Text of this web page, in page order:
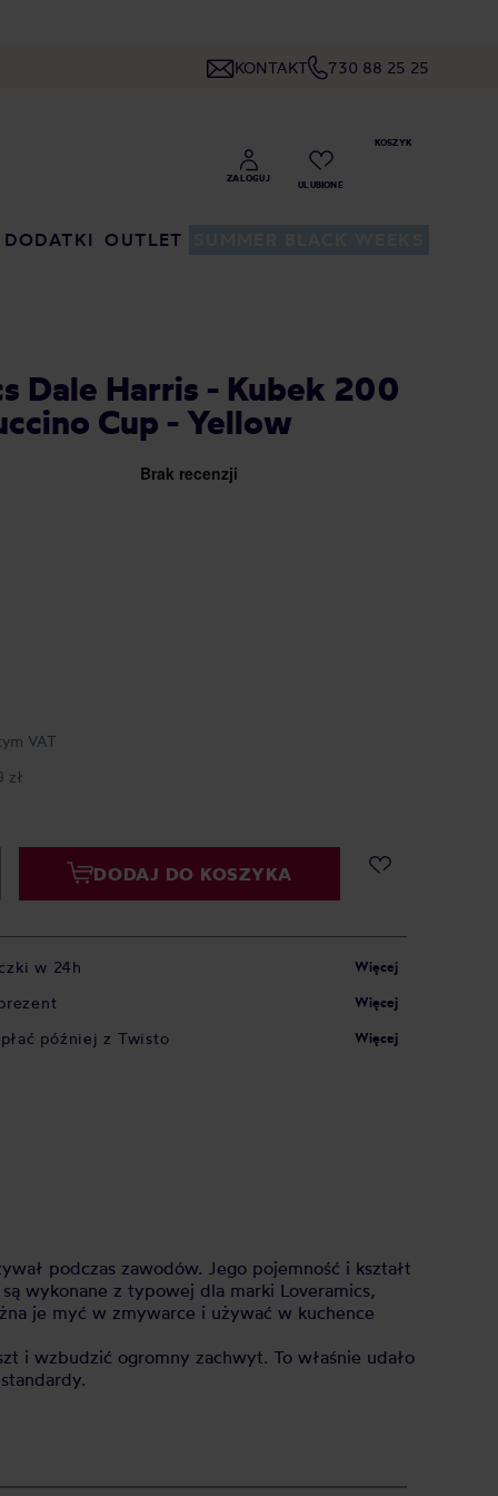
KONTAKT 730 88 25 25
DODATKI OUTLET
Dale Harris - Kubek 200
Cup - Yellow
VAT
zł
DODAJ DO KOSZYKA
w 24h Więcej
Więcej
później z Twisto Więcej
podczas zawodów. Jego pojemność i kształt
wykonane z typowej dla marki Loveramics,
je myć w zmywarce i używać w kuchence
i wzbudzić ogromny zachwyt. To właśnie udało